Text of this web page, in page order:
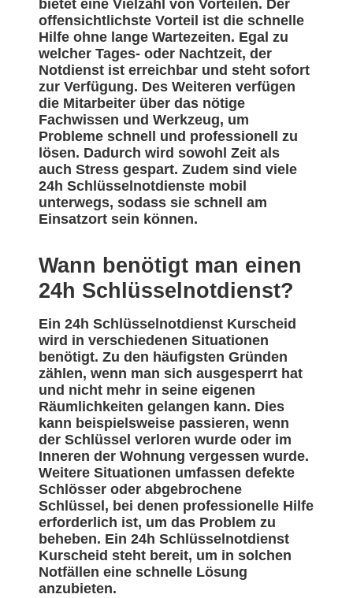
bietet eine Vielzahl von Vorteilen. Der
offensichtlichste Vorteil ist die schnelle
Hilfe ohne lange Wartezeiten. Egal zu
welcher Tages- oder Nachtzeit, der
Notdienst ist erreichbar und steht sofort
zur Verfügung. Des Weiteren verfügen
die Mitarbeiter über das nötige
Fachwissen und Werkzeug, um
Probleme schnell und professionell zu
lösen. Dadurch wird sowohl Zeit als
auch Stress gespart. Zudem sind viele
24h Schlüsselnotdienste mobil
unterwegs, sodass sie schnell am
Einsatzort sein können.
Wann benötigt man einen
24h Schlüsselnotdienst?
Ein 24h Schlüsselnotdienst Kurscheid
wird in verschiedenen Situationen
benötigt. Zu den häufigsten Gründen
zählen, wenn man sich ausgesperrt hat
und nicht mehr in seine eigenen
Räumlichkeiten gelangen kann. Dies
kann beispielsweise passieren, wenn
der Schlüssel verloren wurde oder im
Inneren der Wohnung vergessen wurde.
Weitere Situationen umfassen defekte
Schlösser oder abgebrochene
Schlüssel, bei denen professionelle Hilfe
erforderlich ist, um das Problem zu
beheben. Ein 24h Schlüsselnotdienst
Kurscheid steht bereit, um in solchen
Notfällen eine schnelle Lösung
anzubieten.